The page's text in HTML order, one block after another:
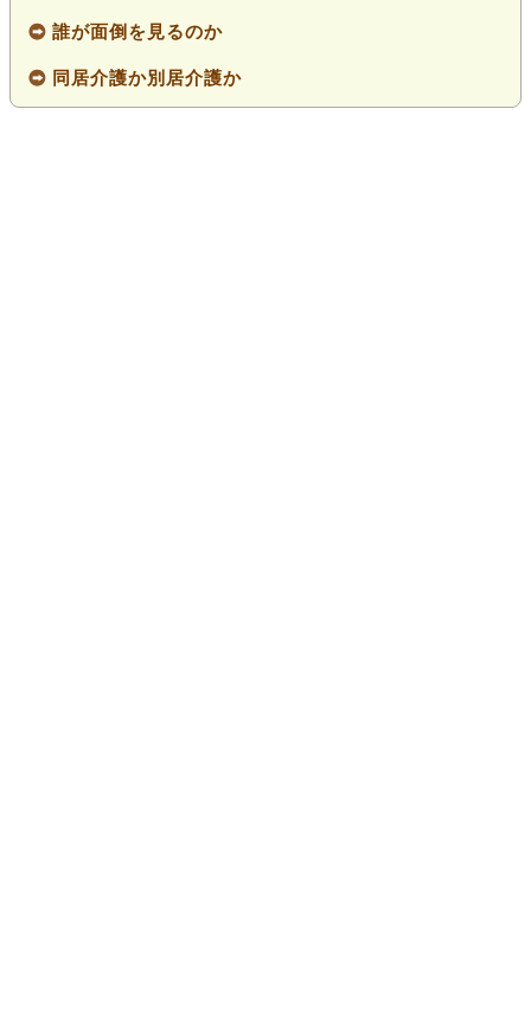
誰が面倒を見るのか
同居介護か別居介護か